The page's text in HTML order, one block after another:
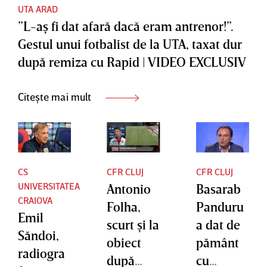
EXCLUSI
V
chiar
părea că
e
e” |
EXCLUSI
V
V
UTA ARAD
”L-aş fi dat afară dacă eram antrenor!”.
Gestul unui fotbalist de la UTA, taxat dur
după remiza cu Rapid | VIDEO EXCLUSIV
Citește mai mult
CS
UNIVERSITATEA
CRAIOVA
Emil
Săndoi,
radiogra
CFR CLUJ
Antonio
Folha,
scurt şi la
obiect
după
CFR CLUJ
Basarab
Panduru
a dat de
pământ
cu